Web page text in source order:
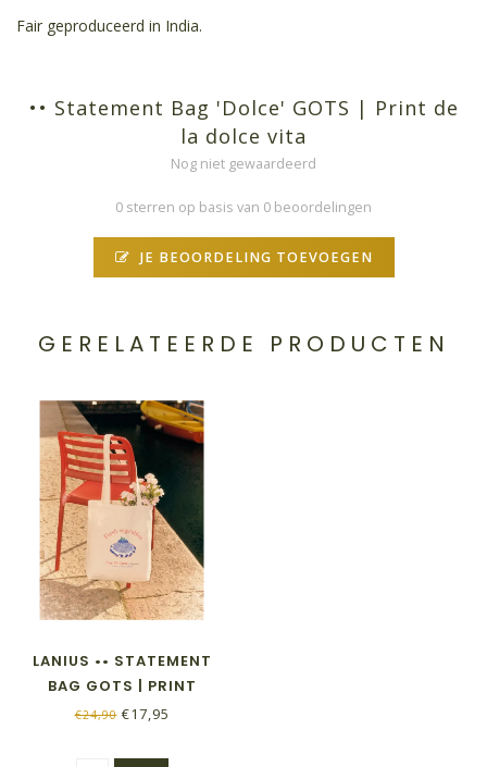
Fair geproduceerd in India.
•• Statement Bag 'Dolce' GOTS | Print de
la dolce vita
Nog niet gewaardeerd
0 sterren op basis van 0 beoordelingen
JE BEOORDELING TOEVOEGEN
GERELATEERDE PRODUCTEN
LANIUS •• STATEMENT
BAG GOTS | PRINT
VEGETABLES
€24,90€17,95